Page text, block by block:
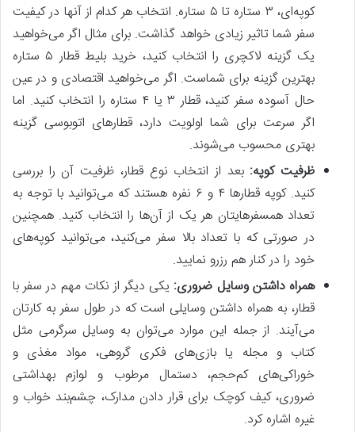
کوپه‌ای، ۳ ستاره تا ۵ ستاره. انتخاب هر کدام از آنها در کیفیت
سفر شما تاثیر زیادی خواهد گذاشت. برای مثال اگر می‌خواهید
یک گزینه لاکچری را انتخاب کنید، خرید بلیط قطار ۵ ستاره
بهترین گزینه برای شماست. اگر می‌خواهید اقتصادی و در عین
حال آسوده سفر کنید، قطار ۳ یا ۴ ستاره را انتخاب کنید. اما
اگر سرعت برای شما اولویت دارد، قطارهای اتوبوسی گزینه
بهتری محسوب می‌شوند.
ظرفیت کوپه: بعد از انتخاب نوع قطار، ظرفیت آن را بررسی
کنید. کوپه قطارها ۴ و ۶ نفره هستند که می‌توانید با توجه به
تعداد همسفرهایتان هر یک از آن‌ها را انتخاب کنید. همچنین
در صورتی که با تعداد بالا سفر می‌کنید، می‌توانید کوپه‌های
خود را در کنار هم رزرو نمایید.
همراه داشتن وسایل ضروری: یکی دیگر از نکات مهم در سفر با
قطار، به همراه داشتن وسایلی است که در طول سفر به کارتان
می‌آیند. از جمله این موارد می‌توان به وسایل سرگرمی مثل
کتاب و مجله یا بازی‌های فکری گروهی، مواد مغذی و
خوراکی‌های کم‌حجم، دستمال مرطوب و لوازم بهداشتی
ضروری، کیف کوچک برای قرار دادن مدارک، چشم‌بند خواب و
غیره اشاره کرد.